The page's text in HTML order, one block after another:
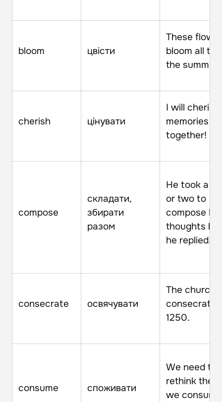
bloom цвісти
These
bloom all
the summer.
cherish цінувати
I will
memories
together!
compose
складати,
збирати
разом
He took a
or two to
compose his
thoughts
he replied.
consecrate освячувати
The church
1250.
consume споживати
We need to
rethink the
we consume